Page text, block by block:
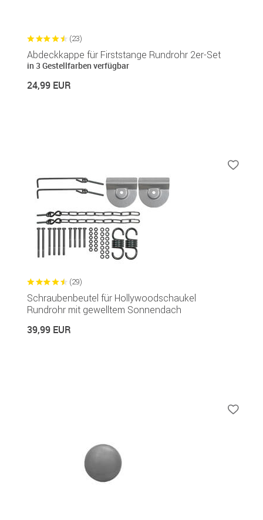
(23)
Abdeckkappe für Firststange Rundrohr 2er-Set
in 3 Gestellfarben verfügbar
24,99 EUR
(29)
Schraubenbeutel für Hollywoodschaukel
Rundrohr mit gewelltem Sonnendach
39,99 EUR